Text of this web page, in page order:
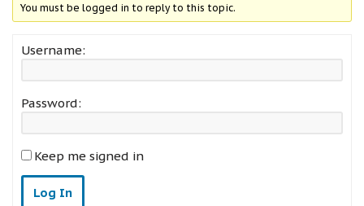
You must be logged in to reply to this topic.
Username:
Password:
Keep me signed in
Log In